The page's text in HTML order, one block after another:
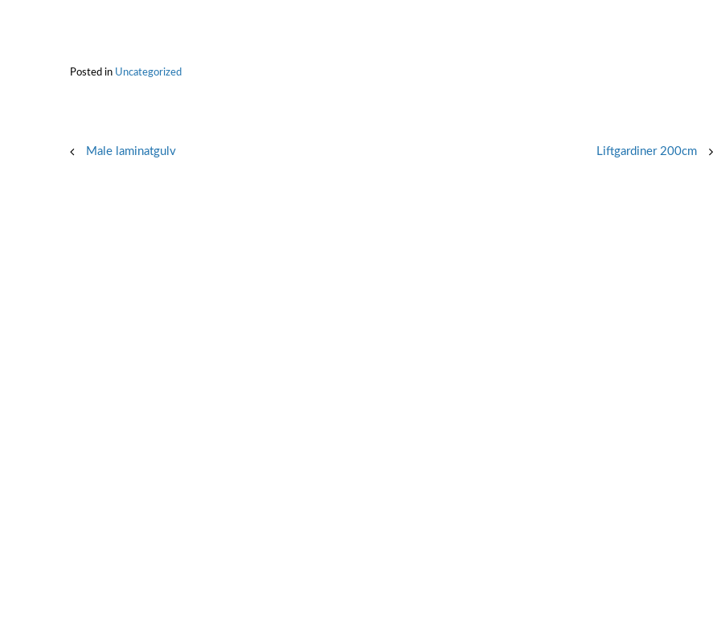
Posted in Uncategorized
PostMale laminatgulv Liftgardiner 200cm